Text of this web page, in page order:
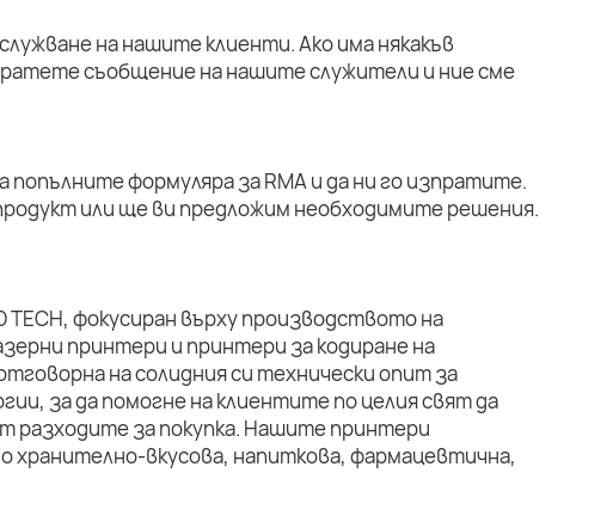
на нашите клиенти. Ако има някакъв
съобщение на нашите служители и ние сме
формуляра за RMA и да ни го изпратите.
или ще ви предложим необходимите решения.
TECH, фокусиран върху производството на
принтери и принтери за кодиране на
на солидния си технически опит за
за да помогне на клиентите по целия свят да
разходите за покупка. Нашите принтери
хранително-вкусова, напиткова, фармацевтична,